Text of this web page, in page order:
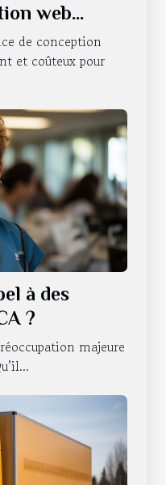
web
de conception
et coûteux pour
à des
?
majeure